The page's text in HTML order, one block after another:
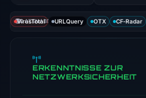
Threat
signals:
VirusTotal
DATENABDECKUNG
VirusTotal URLQuery OTX CF-Radar
ERKENNTNISSE ZUR
NETZWERKSICHERHEIT